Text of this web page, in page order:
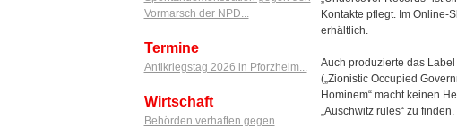
Vormarsch der NPD...
Termine
Antikriegstag 2026 in Pforzheim...
Wirtschaft
Behörden verhaften gegen
Kontakte pflegt. Im Online-
erhältlich.
Auch produzierte das Label
(„Zionistic Occupied
Hominem“ macht keinen
„Auschwitz rules“ zu finden.